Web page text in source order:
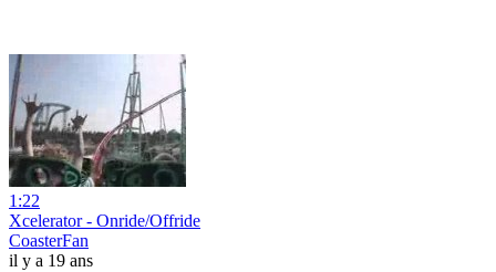
1:22
Xcelerator - Onride/Offride
CoasterFan
il y a 19 ans